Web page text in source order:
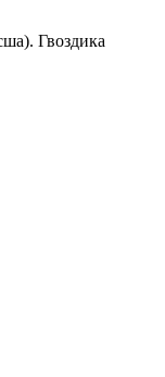
Гвоздика